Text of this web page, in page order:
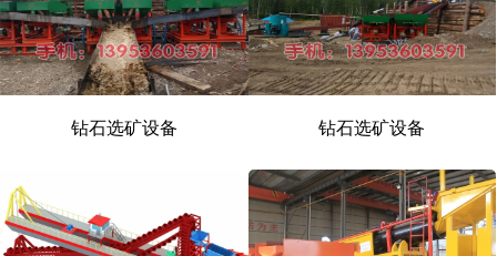
钻石选矿设备 钻石选矿设备